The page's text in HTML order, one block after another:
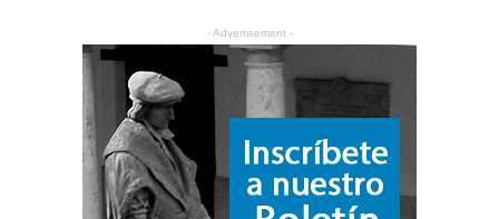
- Advertisement -